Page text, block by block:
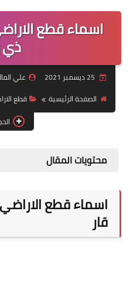
اخبار
التقاعد
قسم
قطع
قطع الاراضي
ذي قار
علي المالكي
الرئيسية
قطع الاراضي
المقال
قطع الاراضي